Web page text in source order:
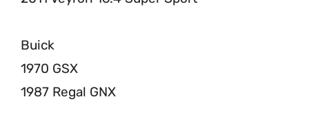
Buick
1970 GSX
1987 Regal GNX